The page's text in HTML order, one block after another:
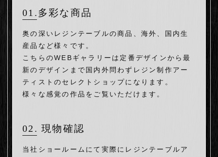
01.多彩な商品
奥の深いレジンテーブルの商品、海外、国内生
産品など様々です。
こちらのWEBギャラリーは定番デザインから最
新のデザインまで国内外問わずレジン制作アー
ティストのセレクトショップになります。
様々な感覚の作品をご覧いただけます。
02. 現物確認
当社ショールームにて実際にレジンテーブルア